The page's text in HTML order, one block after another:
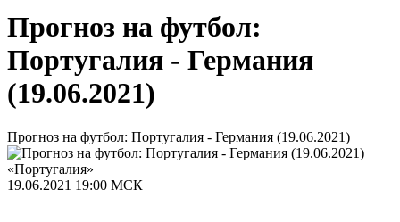
Прогноз на футбол:
Португалия - Германия
(19.06.2021)
Прогноз на футбол: Португалия - Германия (19.06.2021)
«Португалия»
19.06.2021 19:00 МСК